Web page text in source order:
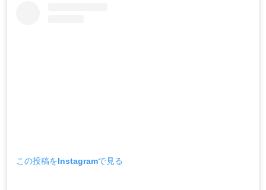
この投稿をInstagramで見る